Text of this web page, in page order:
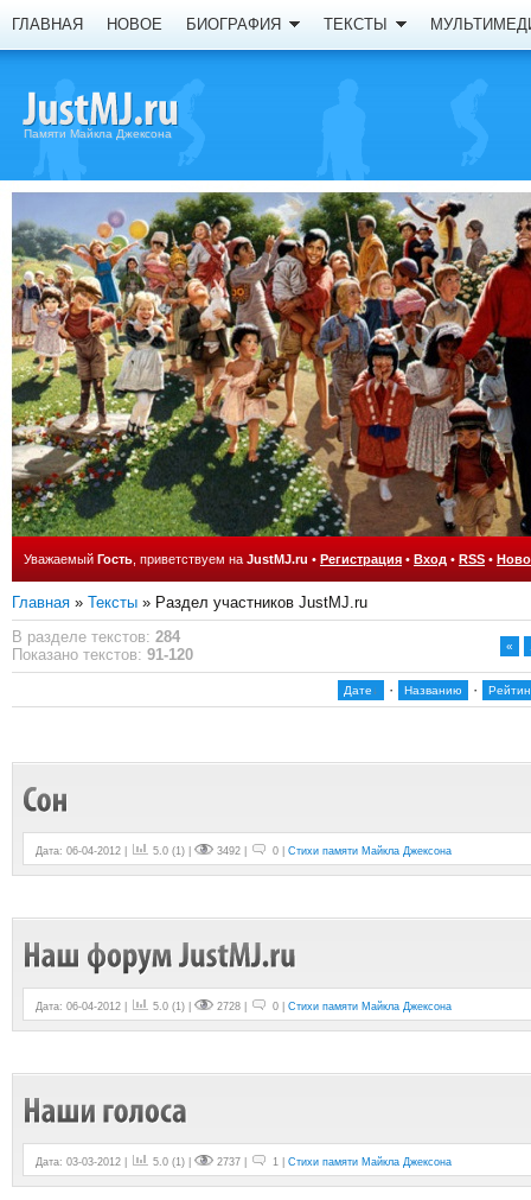
ГЛАВНАЯ НОВОЕ БИОГРАФИЯ ТЕКСТЫ
Памяти Майкла Джексона
Уважаемый Гость , приветствуем на JustMJ.ru • Регистрация • Вход • RSS •
Главная » Тексты » Раздел участников JustMJ.ru
В разделе текстов: 284
Показано текстов: 91-120 «
Дате · Названию ·
Дата: 06-04-2012 | 5.0 (1) | 3492 | 0 | Стихи памяти Майкла Джексона
Дата: 06-04-2012 | 5.0 (1) | 2728 | 0 | Стихи памяти Майкла Джексона
Дата: 03-03-2012 | 5.0 (1) | 2737 | 1 | Стихи памяти Майкла Джексона